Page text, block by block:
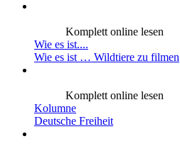
Komplett online lesen
Wie es ist....
Wie es ist … Wildtiere zu filmen
Komplett online lesen
Kolumne
Deutsche Freiheit